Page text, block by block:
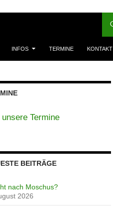
INFOS TERMINE KONTAKT
unsere Termine
BEITRÄGE
nach Moschus?
2026